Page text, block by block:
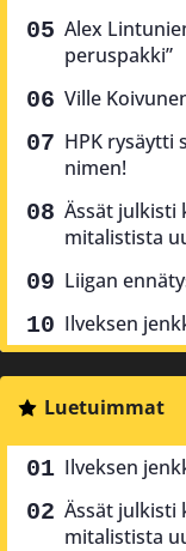
Alex
peruspakki”
Ville
HPK rysäytti
nimen!
Ässät julkisti
mitalistista
Liigan
Ilveksen
Luetuimmat
Ilveksen
Ässät julkisti
mitalistista